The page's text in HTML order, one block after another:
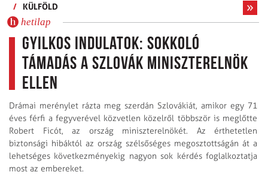
/
KÜLFÖLD
hetilap
Gyilkos indulatok: Sokkoló
támadás a szlovák miniszterelnök
ellen
Drámai merénylet rázta meg szerdán Szlovákiát, amikor egy 71
éves férfi a fegyverével közvetlen közelről többször is meglőtte
Robert Ficót, az ország miniszterelnökét. Az érthetetlen
biztonsági hibáktól az ország szélsőséges megosztottságán át a
lehetséges következményekig nagyon sok kérdés foglalkoztatja
most az embereket.